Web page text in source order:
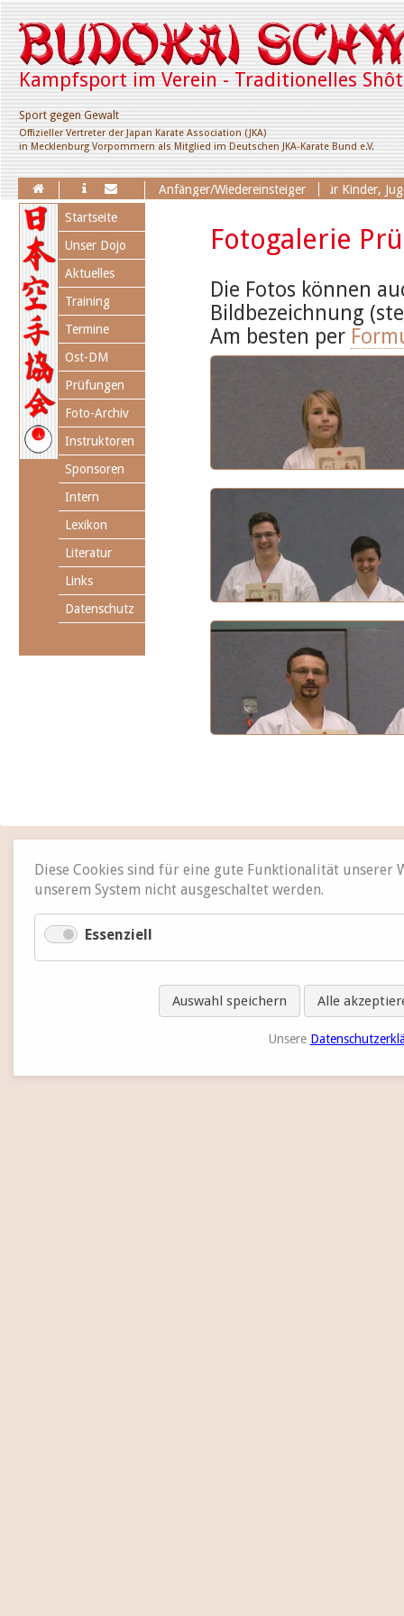
Kampfsport im Verein - Traditionelles
Sport gegen Gewalt
Offizieller Vertreter der Japan Karate Association (JKA)
in Mecklenburg Vorpommern als Mitglied im Deutschen JKA-Karate Bund e.V.
Anfänger/Wiedereinsteiger
Erweiterung des Trainingsangebotes für Kinder,
Fotogalerie
Die Fotos können
Bildbezeichnung
Am besten per
Navigation
überspringen
Startseite
Unser Dojo
Aktuelles
Training
Termine
Ost-DM
Prüfungen
Foto-Archiv
Instruktoren
Sponsoren
Intern
Lexikon
Literatur
Links
Datenschutz
Diese Cookies sind für eine gute Funktionalität
unserem System nicht ausgeschaltet werden.
Essenziell
Auswahl speichern Alle
Unsere